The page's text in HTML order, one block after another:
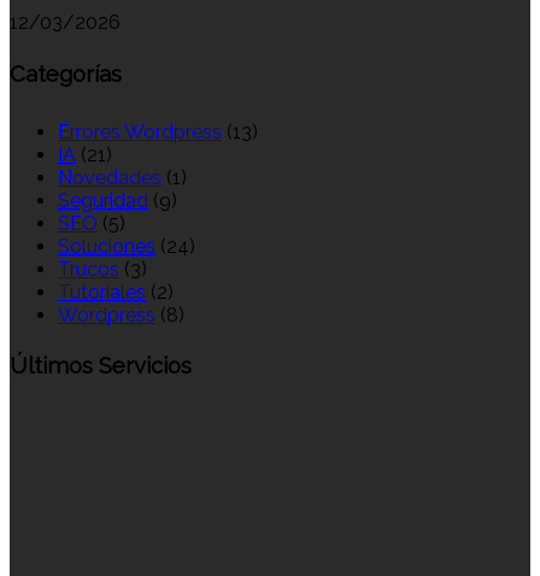
12/03/2026
Categorías
Errores Wordpress (13)
IA (21)
Novedades (1)
Seguridad (9)
SEO (5)
Soluciones (24)
Trucos (3)
Tutoriales (2)
Wordpress (8)
Últimos Servicios